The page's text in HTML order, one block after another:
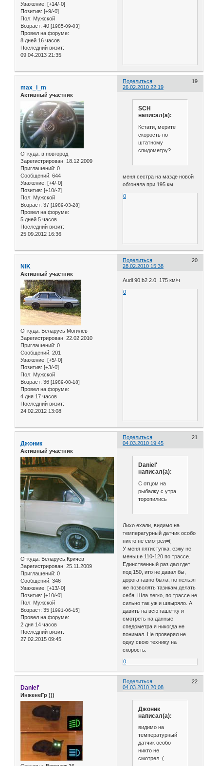
Уважение: [+14/-0]
Позитив: [+9/-0]
Пол: Мужской
Возраст: 40 [1985-09-03]
Провел на форуме:
8 дней 16 часов
Последний визит:
09.04.2013 21:35
Поделиться
19
26.02.2010 22:19
max_i_m
Активный участник
Откуда: в.новгород
Зарегистрирован: 18.12.2009
Приглашений: 0
Сообщений: 644
Уважение: [+4/-0]
Позитив: [+10/-2]
Пол: Мужской
Возраст: 37 [1989-03-28]
Провел на форуме:
5 дней 5 часов
Последний визит:
25.09.2012 16:36
SCH
написал(а):
Кстати, мерите
скорость по
штатному
спидометру?
меня сестра на мазде новой
обгоняла при 195 км
0
Поделиться
20
28.02.2010 15:38
NIK
Активный участник
Откуда: Беларусь Могилёв
Зарегистрирован: 22.02.2010
Приглашений: 0
Сообщений: 201
Уважение: [+5/-0]
Позитив: [+3/-0]
Пол: Мужской
Возраст: 36 [1989-08-18]
Провел на форуме:
4 дня 17 часов
Последний визит:
24.02.2012 13:08
Audi 90 b2 2.0 175 км/ч
0
Поделиться
21
04.03.2010 19:45
Джоник
Активный участник
Откуда: Беларусь,Кричев
Зарегистрирован: 25.11.2009
Приглашений: 0
Сообщений: 346
Уважение: [+13/-0]
Позитив: [+10/-0]
Пол: Мужской
Возраст: 35 [1991-06-15]
Провел на форуме:
2 дня 14 часов
Последний визит:
27.02.2015 09:45
Daniel'
написал(а):
С отцом на
рыбалку с утра
торопились
Лихо ехали, видимо на
температурный датчик особо
никто не смотрел=(
У меня пятиступка, езжу не
меньше 110-120 по трассе.
Единственный раз дал гдет
под 150, ито не давал бы,
дорога гавно была, но нельзя
же позволять тазикам делать
себя. Шла легко, по трассе не
сильно так уж и швыряло. А
давить на всю гашетку и
смотреть на данные
спедометра я никогда не
понимал. Не проверял не
одну свою технику на
скорость.
0
Поделиться
22
04.03.2010 20:08
Daniel'
ИнженеГр )))
Джоник
написал(а):
видимо на
температурный
датчик особо
никто не
смотрел=(